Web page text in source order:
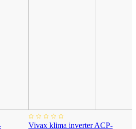
Vivax klima inverter ACP-